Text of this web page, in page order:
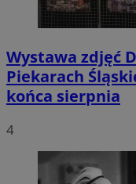
Wystawa zdjęć
Piekarach
końca sierpnia
4